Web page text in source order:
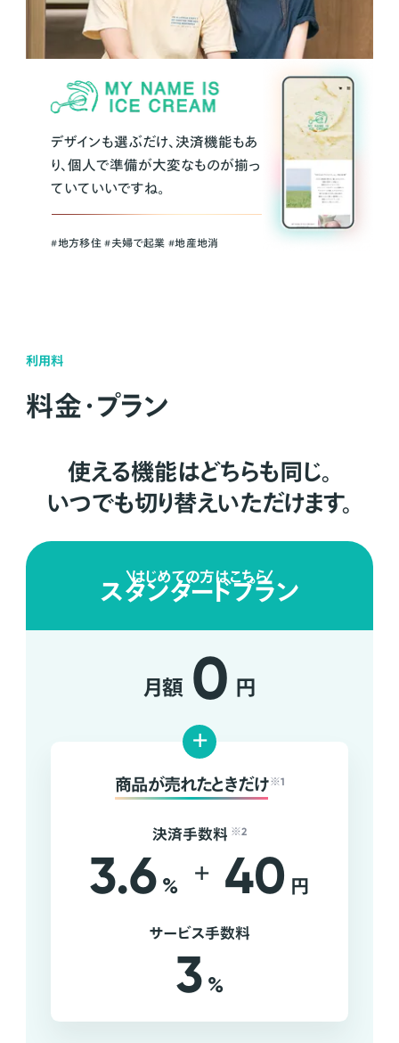
デザインも選ぶだけ、決済機能もあ
り、個人で準備が大変なものが揃っ
ていていいですね。
#地方移住 #夫婦で起業 #地産地消
利用料
料金・プラン
使える機能はどちらも同じ。
いつでも切り替えいただけます。
はじめての方はこちら
スタンダードプラン
月額 0 円
+
商品が売れたときだけ ※1
決済手数料 ※2
3.6 % + 40 円
サービス手数料
3 %